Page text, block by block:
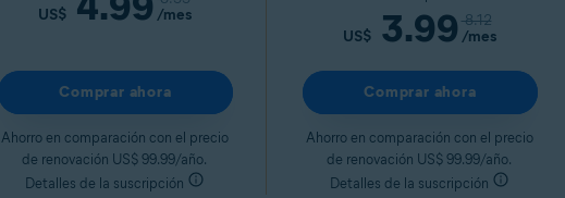
US$
/mes
Comprar ahora
Ahorro en comparación con el precio
de renovación US$ 99.99/año.
Detalles de la suscripción
US$ 3.99 8.12
/mes
Comprar ahora
Ahorro en comparación con el precio
de renovación US$ 99.99/año.
Detalles de la suscripción